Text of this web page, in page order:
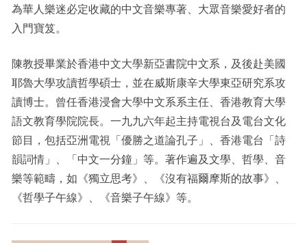
為華人樂迷必定收藏的中文音樂專著、大眾音樂愛好者的
入門寶笈。
陳教授畢業於香港中文大學新亞書院中文系，及後赴美國
耶魯大學攻讀哲學碩士，並在威斯康辛大學東亞研究系攻
讀博士。曾任香港浸會大學中文系系主任、香港教育大學
語文教育學院院長。一九九六年起主持電視台及電台文化
節目，包括亞洲電視「優勝之道論孔子」、香港電台「詩
韻詞情」、「中文一分鐘」等。著作遍及文學、哲學、音
樂等範疇，如《獨立思考》、《沒有福爾摩斯的故事》、
《哲學子午線》、《音樂子午線》等。